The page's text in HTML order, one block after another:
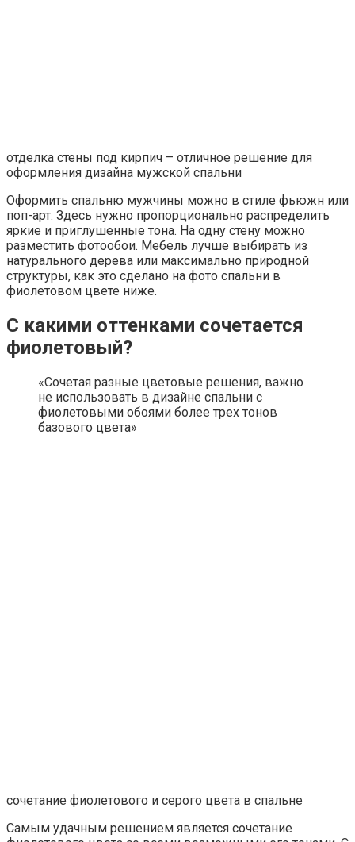
отделка стены под кирпич – отличное решение для
оформления дизайна мужской спальни
Оформить спальню мужчины можно в стиле фьюжн или
поп-арт. Здесь нужно пропорционально распределить
яркие и приглушенные тона. На одну стену можно
разместить фотообои. Мебель лучше выбирать из
натурального дерева или максимально природной
структуры, как это сделано на фото спальни в
фиолетовом цвете ниже.
С какими оттенками сочетается
фиолетовый?
«Сочетая разные цветовые решения, важно
не использовать в дизайне спальни с
фиолетовыми обоями более трех тонов
базового цвета»
сочетание фиолетового и серого цвета в спальне
Самым удачным решением является сочетание